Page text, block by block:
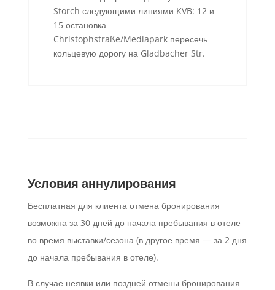
Storch следующими линиями KVB: 12 и
15 остановка
Christophstraße/Mediapark пересечь
кольцевую дорогу на Gladbacher Str.
Условия аннулирования
Бесплатная для клиента отмена бронирования
возможна за 30 дней до начала пребывания в отеле
во время выставки/сезона (в другое время — за 2 дня
до начала пребывания в отеле).
В случае неявки или поздней отмены бронирования